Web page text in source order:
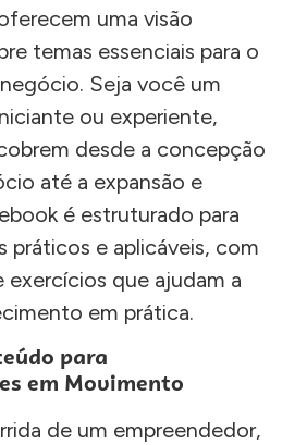
uma visão
temas essenciais para o
Seja você um
ou experiente,
desde a concepção
até a expansão e
é estruturado para
práticos e aplicáveis, com
exercícios que ajudam a
em prática.
para
em Movimento
de um empreendedor,